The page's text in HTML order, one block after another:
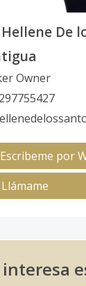
De
Owner
Escribeme por
Llámame
interesa